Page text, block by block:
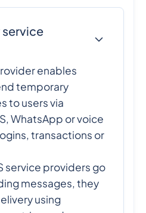
service
enables
temporary
to users via
WhatsApp or voice
transactions or
service providers go
messages, they
using